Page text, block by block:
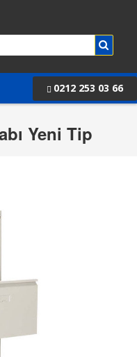
0212 253 03 66
Yeni Tip